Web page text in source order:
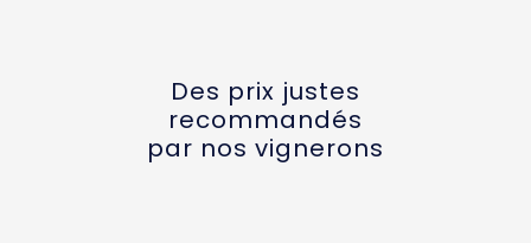
Des prix justes
recommandés
par nos vignerons